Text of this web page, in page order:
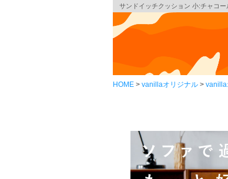
サンドイッチクッション 小:チャコー
HOME vanillaオリジナル vanilla